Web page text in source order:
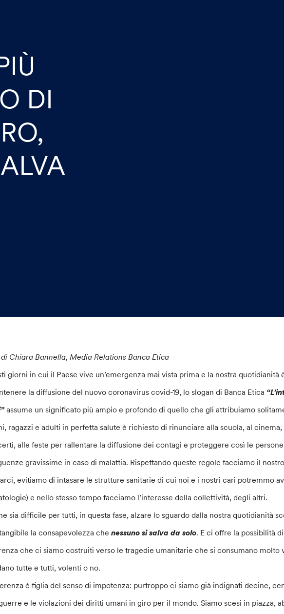
DI
Chiara Bannella, Media Relations Banca Etica
giorni in cui il Paese vive un’emergenza mai vista prima e la nostra quotidianità
la diffusione del nuovo coronavirus covid-19, lo slogan di Banca Etica
assume un significato più ampio e profondo di quello che gli attribuiamo
ragazzi e adulti in perfetta salute è richiesto di rinunciare alla scuola, al
alle feste per rallentare la diffusione dei contagi e proteggere così le
gravissime in caso di malattia. Rispettando queste regole facciamo il
evitiamo di intasare le strutture sanitarie di cui noi e i nostri cari potremmo
e nello stesso tempo facciamo l’interesse della collettività, degli altri.
sia difficile per tutti, in questa fase, alzare lo sguardo dalla nostra quotidianità
la consapevolezza che nessuno si salva da solo. E ci offre la possibilità
che ci siamo costruiti verso le tragedie umanitarie che si consumano molto
tutte e tutti, volenti o no.
è figlia del senso di impotenza: purtroppo ci siamo già indignati decine,
e le violazioni dei diritti umani in giro per il mondo. Siamo scesi in piazza,